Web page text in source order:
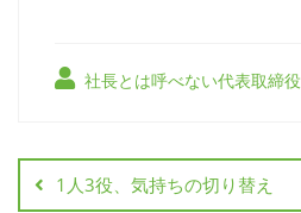
社長とは呼べない代表取締役
1人3役、気持ちの切り替え